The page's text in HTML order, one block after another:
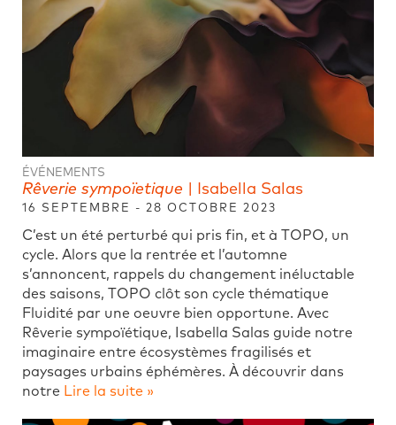
ÉVÉNEMENTS
Rêverie sympoïetique | Isabella Salas
16 SEPTEMBRE - 28 OCTOBRE 2023
C’est un été perturbé qui pris fin, et à TOPO, un
cycle. Alors que la rentrée et l’automne
s’annoncent, rappels du changement inéluctable
des saisons, TOPO clôt son cycle thématique
Fluidité par une oeuvre bien opportune. Avec
Rêverie sympoïétique, Isabella Salas guide notre
imaginaire entre écosystèmes fragilisés et
paysages urbains éphémères. À découvrir dans
notre Lire la suite »